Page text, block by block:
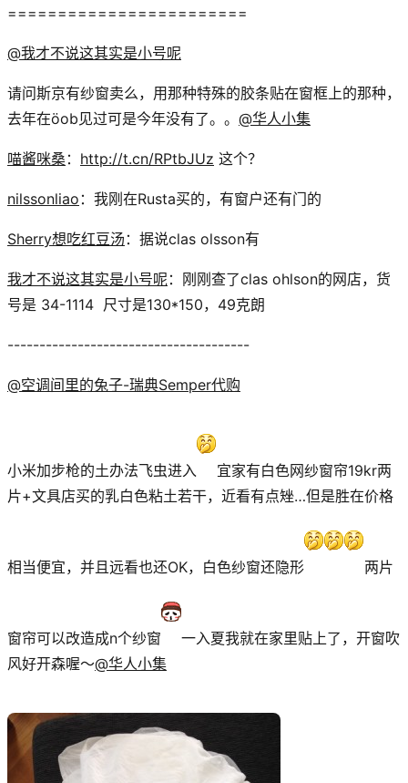
========================
@我才不说这其实是小号呢
请问斯京有纱窗卖么，用那种特殊的胶条贴在窗框上的那种，
去年在öob见过可是今年没有了。。 @华人小集
喵酱咪桑： http://t.cn/RPtbJUz 这个？
nilssonliao ：我刚在Rusta买的，有窗户还有门的
Sherry想吃红豆汤 ：据说clas olsson有
我才不说这其实是小号呢 ：刚刚查了clas ohlson的网店，货
号是 34-1114 尺寸是130*150，49克朗
--------------------------------------
@空调间里的兔子-瑞典Semper代购
小米加步枪的土办法飞虫进入
宜家有白色网纱窗帘19kr两
片+文具店买的乳白色粘土若干，近看有点矬…但是胜在价格
相当便宜，并且远看也还OK，白色纱窗还隐形 两片
窗帘可以改造成n个纱窗
一入夏我就在家里贴上了，开窗吹
风好开森喔～@华人小集